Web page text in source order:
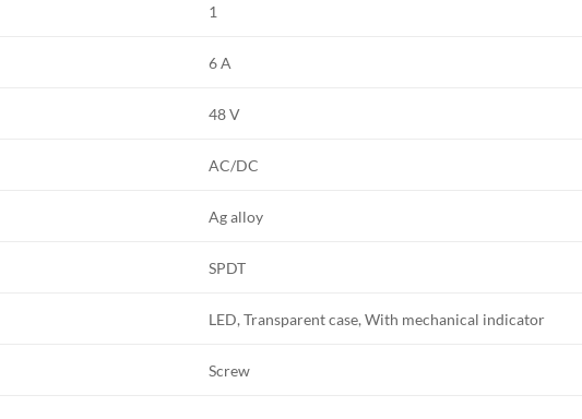
1
6 A
48 V
AC/DC
Ag alloy
SPDT
LED, Transparent case, With mechanical indicator
Screw